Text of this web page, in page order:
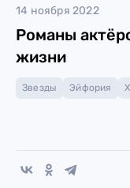
14 ноября 2022
Романы
жизни
Звезды Эйфория